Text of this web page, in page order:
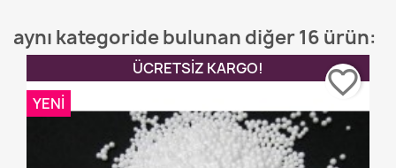
aynı kategoride bulunan diğer 16 ürün:
ÜCRETSIZ KARGO!
YENI
favorite_border